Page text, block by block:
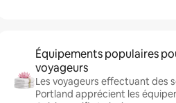
Équipements populaires
voyageurs
Les voyageurs effectuant des
Portland apprécient les